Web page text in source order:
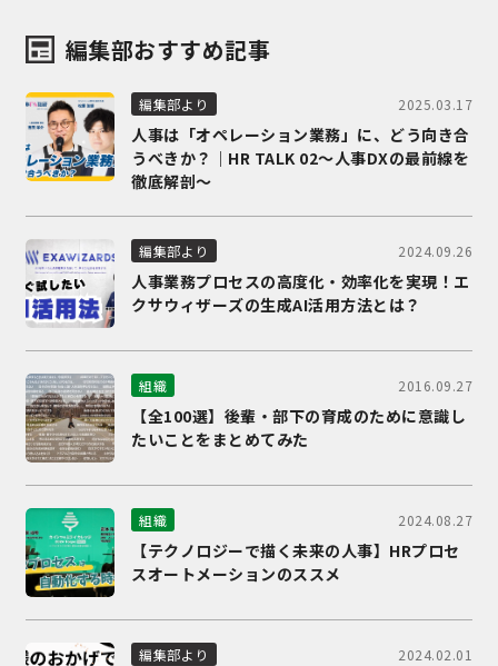
編集部おすすめ記事
編集部より 2025.03.17
人事は「オペレーション業務」に、どう向き合
うべきか？｜HR TALK 02～人事DXの最前線を
徹底解剖～
編集部より 2024.09.26
人事業務プロセスの高度化・効率化を実現！エ
クサウィザーズの生成AI活用方法とは？
組織 2016.09.27
【全100選】後輩・部下の育成のために意識し
たいことをまとめてみた
組織 2024.08.27
【テクノロジーで描く未来の人事】HRプロセ
スオートメーションのススメ
編集部より 2024.02.01